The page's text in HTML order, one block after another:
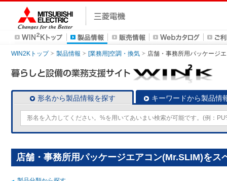
WIN2Kトップ 製品情報 [業務用]空調・換気 店舗・事務所用パッケージ
形名から製品情報を探す キーワードから製品情
店舗・事務所用パッケージエアコン(Mr.SLIM)をス